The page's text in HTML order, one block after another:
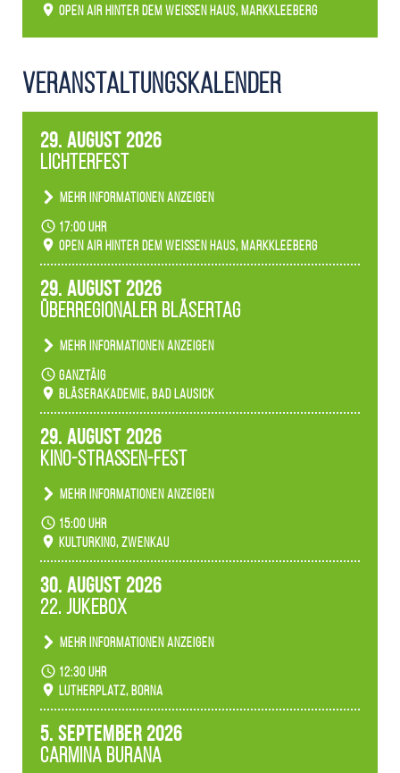
Open Air hinter dem weißen Haus, Markkleeberg
Veranstaltungs­kalender
29. August 2026
Lichterfest
Mehr Informationen anzeigen
Becherlichter, Fackeln und Lichtinstallationen
verwandeln den agra-Park in einen farbigen
Märchenwald, der bei jedem Rundgang einen
Ambiente gibt es ein leuchtendes Konzert
unserer Fachbereiche.
17:00 Uhr
Open Air hinter dem weißen Haus, Markkleeberg
29. August 2026
Überregionaler Bläsertag
Mehr Informationen anzeigen
Teilnahme der Bläserklassen.
ganztäig
Bläserakademie, Bad Lausick
29. August 2026
Kino-Straßen-Fest
Mehr Informationen anzeigen
Konzert unserer Zwenkauer Schüler und
Schülerinnen zum Fest des Kulturkinos.
15:00 Uhr
Kulturkino, Zwenkau
30. August 2026
22. Jukebox
Mehr Informationen anzeigen
Anlässlicher der 775-Jahrfeier der Stadt Borna
spielen wir noch einmal unser aktuelles
Jukeboxprogramm zum Stadtfest.
12:30 Uhr
Lutherplatz, Borna
5. September 2026
Carmina Burana